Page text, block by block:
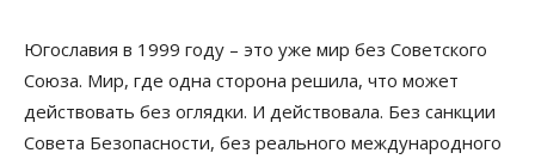
Югославия в 1999 году – это уже мир без Советского
Союза. Мир, где одна сторона решила, что может
действовать без оглядки. И действовала. Без санкции
Совета Безопасности, без реального международного